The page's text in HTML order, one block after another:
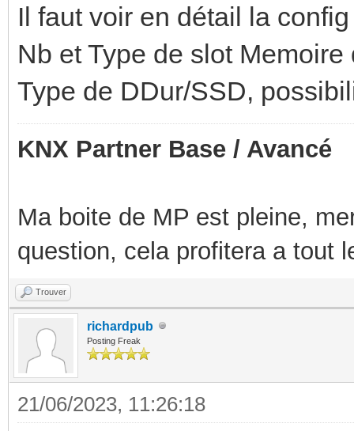
Il faut voir en détail la
Nb et Type de slot
Type de DDur/SSD,
KNX Partner Base / Avancé
Ma boite de MP est pleine,
question, cela profitera a tout
Trouver
richardpub
Posting Freak
21/06/2023, 11:26:18